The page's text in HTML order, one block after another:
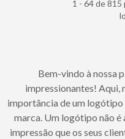
1 - 64 de
Bem-vindo à nossa
impressionantes! Aqui,
importância de um logótipo
marca. Um logótipo não é
impressão que os seus